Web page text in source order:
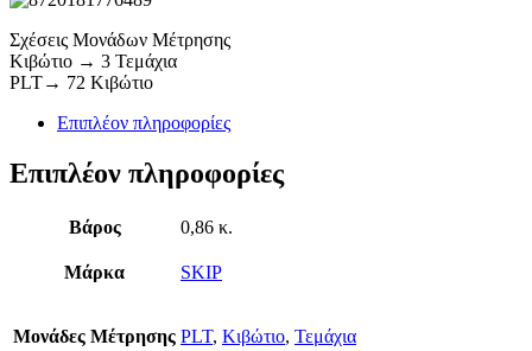
Σχέσεις Μονάδων Μέτρησης
Κιβώτιο → 3 Τεμάχια
PLT→ 72 Κιβώτιο
Επιπλέον πληροφορίες
Επιπλέον πληροφορίες
Βάρος 0,86 κ.
Μάρκα SKIP
Μονάδες Μέτρησης PLT, Κιβώτιο, Τεμάχια